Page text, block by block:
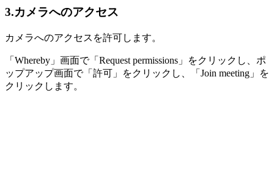
3.カメラへのアクセス
カメラへのアクセスを許可します。
「Whereby」画面で「Request permissions」をクリックし、ポ
ップアップ画面で「許可」をクリックし、「Join meeting」を
クリックします。